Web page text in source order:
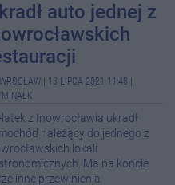
auto jednej z
13 LIPCA 2021 11:48
z Inowrocławia ukradł
należący do jednego z
lokali
Ma na koncie
inne przewinienia.